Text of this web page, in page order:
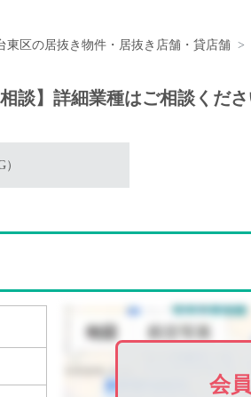
東区の居抜き物件・居抜き店舗・貸店舗
談】詳細業種はご相談くださ
会